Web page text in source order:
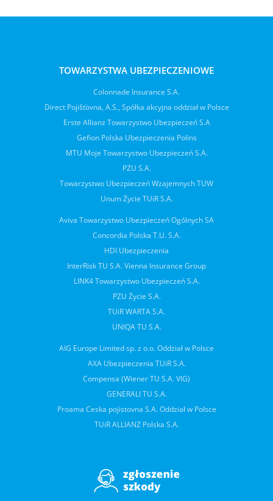
TOWARZYSTWA UBEZPIECZENIOWE
Colonnade Insurance S.A.
Direct Pojišťovna, A.S., Spółka akcyjna oddział w Polsce
Erste Allianz Towarzystwo Ubezpieczeń S.A
Gefion Polska Ubezpieczenia Polins
MTU Moje Towarzystwo Ubezpieczeń S.A.
PZU S.A.
Towarzystwo Ubezpieczeń Wzajemnych TUW
Unum Życie TUiR S.A.
Aviva Towarzystwo Ubezpieczeń Ogólnych SA
Concordia Polska T.U. S.A.
HDI Ubezpieczenia
InterRisk TU S.A. Vienna Insurance Group
LINK4 Towarzystwo Ubezpieczeń S.A.
PZU Życie S.A.
TUiR WARTA S.A.
UNIQA TU S.A.
AIG Europe Limited sp. z o.o. Oddział w Polsce
AXA Ubezpieczenia TUiR S.A.
Compensa (Wiener TU S.A. VIG)
GENERALI TU S.A.
Proama Ceska pojistovna S.A. Oddział w Polsce
TUiR ALLIANZ Polska S.A.